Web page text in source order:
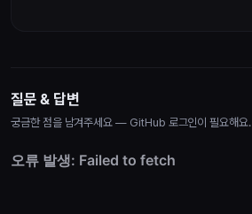
질문 & 답변
궁금한 점을 남겨주세요 — GitHub 로그인이 필요해요.